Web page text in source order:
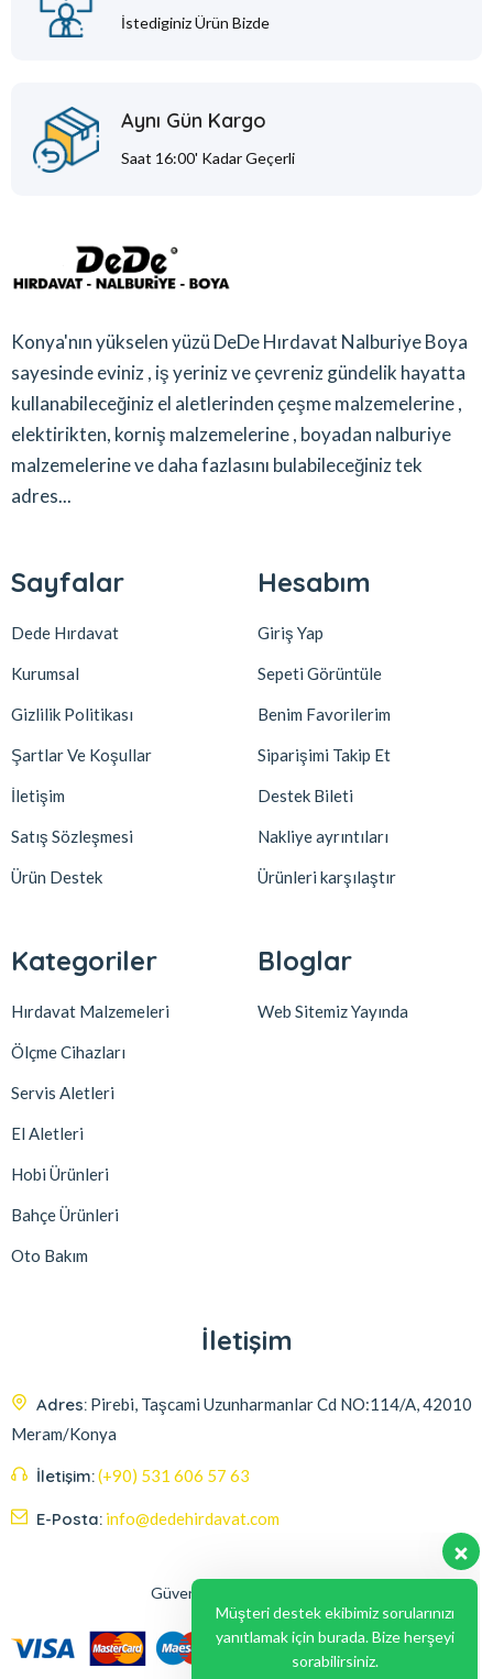
İstediginiz Ürün Bizde
Aynı Gün Kargo
Saat 16:00' Kadar Geçerli
Konya'nın yükselen yüzü DeDe Hırdavat Nalburiye Boya
sayesinde eviniz , iş yeriniz ve çevreniz gündelik hayatta
kullanabileceğiniz el aletlerinden çeşme malzemelerine ,
elektirikten, korniş malzemelerine , boyadan nalburiye
malzemelerine ve daha fazlasını bulabileceğiniz tek
adres...
Sayfalar
Dede Hırdavat
Kurumsal
Gizlilik Politikası
Şartlar Ve Koşullar
İletişim
Satış Sözleşmesi
Ürün Destek
Hesabım
Giriş Yap
Sepeti Görüntüle
Benim Favorilerim
Siparişimi Takip Et
Destek Bileti
Nakliye ayrıntıları
Ürünleri karşılaştır
Kategoriler
Hırdavat Malzemeleri
Ölçme Cihazları
Servis Aletleri
El Aletleri
Hobi Ürünleri
Bahçe Ürünleri
Oto Bakım
Bloglar
Web Sitemiz Yayında
İletişim
Adres: Pirebi, Taşcami Uzunharmanlar Cd NO:114/A, 42010
Meram/Konya
İletişim:(+90) 531 606 57 63
E-Posta: info@dedehirdavat.com
Güvenli Ödeme Seçenekleri
Müşteri destek ekibimiz sorularınızı
yanıtlamak için burada. Bize herşeyi
sorabilirsiniz.